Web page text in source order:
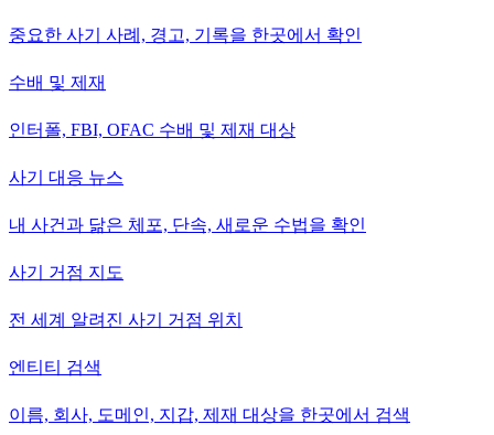
중요한 사기 사례, 경고, 기록을 한곳에서 확인
수배 및 제재
인터폴, FBI, OFAC 수배 및 제재 대상
사기 대응 뉴스
내 사건과 닮은 체포, 단속, 새로운 수법을 확인
사기 거점 지도
전 세계 알려진 사기 거점 위치
엔티티 검색
이름, 회사, 도메인, 지갑, 제재 대상을 한곳에서 검색